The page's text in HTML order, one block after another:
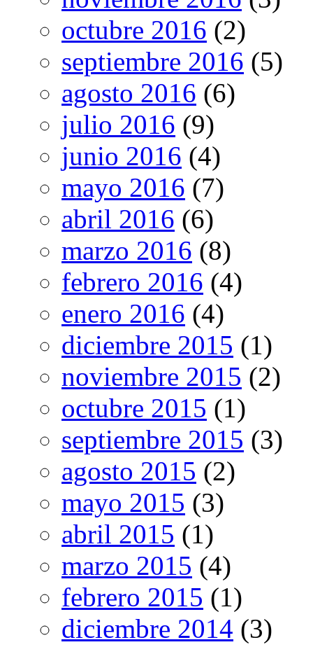
octubre 2016 (2)
septiembre 2016 (5)
agosto 2016 (6)
julio 2016 (9)
junio 2016 (4)
mayo 2016 (7)
abril 2016 (6)
marzo 2016 (8)
febrero 2016 (4)
enero 2016 (4)
diciembre 2015 (1)
noviembre 2015 (2)
octubre 2015 (1)
septiembre 2015 (3)
agosto 2015 (2)
mayo 2015 (3)
abril 2015 (1)
marzo 2015 (4)
febrero 2015 (1)
diciembre 2014 (3)